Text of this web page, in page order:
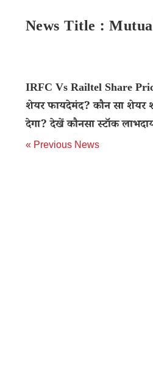
News Title :
IRFC Vs Railtel Share
शेयर फायदेमंद? कौन सा शेयर
देगा? देखें कौनसा स्टॉक
« Previous News